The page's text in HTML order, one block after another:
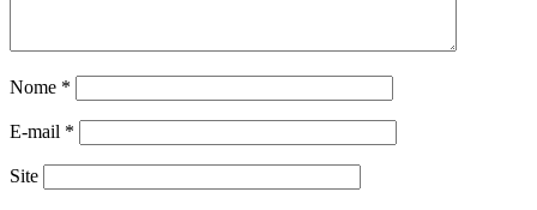
Nome *
E-mail *
Site